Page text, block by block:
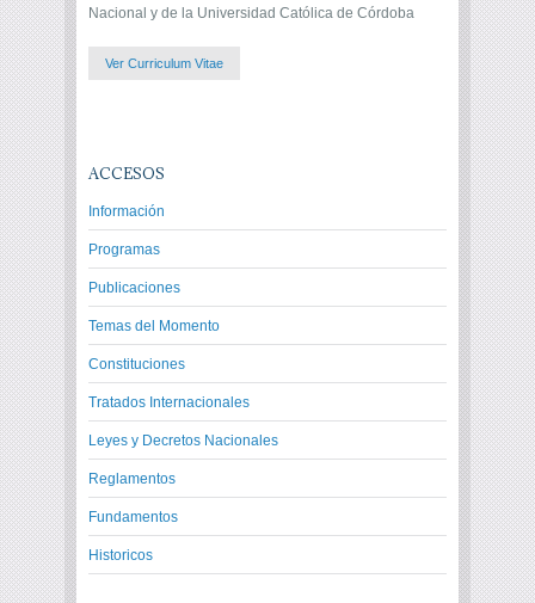
Nacional y de la Universidad Católica de Córdoba
Ver Curriculum Vitae
ACCESOS
Información
Programas
Publicaciones
Temas del Momento
Constituciones
Tratados Internacionales
Leyes y Decretos Nacionales
Reglamentos
Fundamentos
Historicos